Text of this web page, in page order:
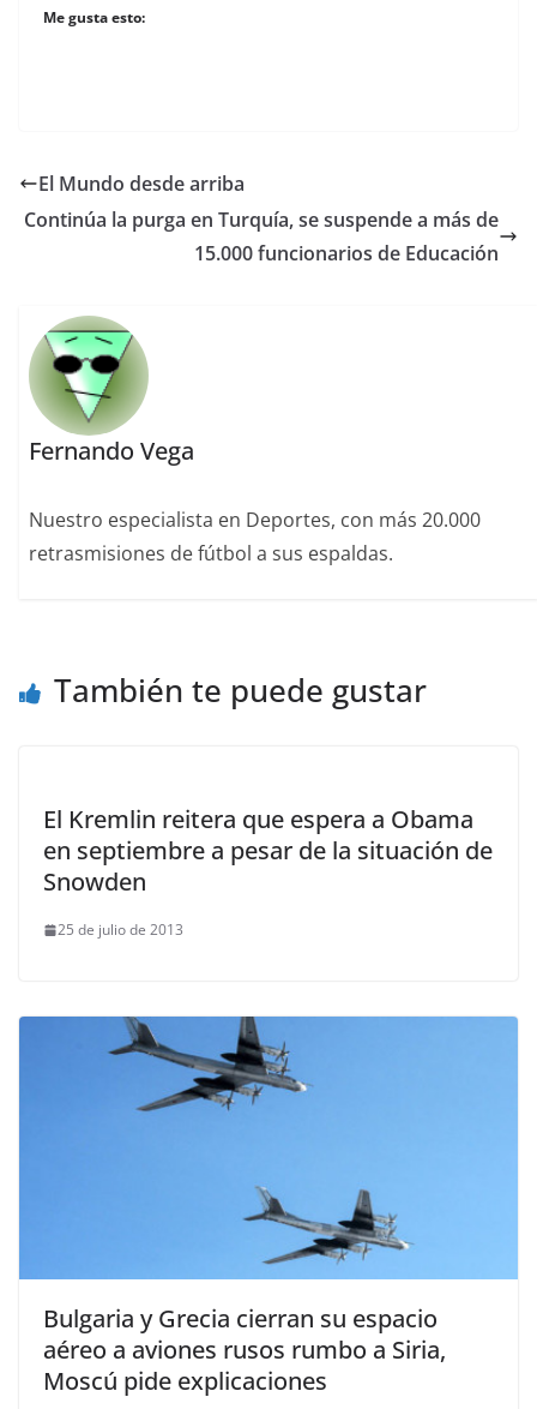
Me gusta esto:
El Mundo desde arriba
Continúa la purga en Turquía, se suspende a más de
15.000 funcionarios de Educación
Fernando Vega
Nuestro especialista en Deportes, con más 20.000
retrasmisiones de fútbol a sus espaldas.
También te puede gustar
El Kremlin reitera que espera a Obama
en septiembre a pesar de la situación de
Snowden
25 de julio de 2013
Bulgaria y Grecia cierran su espacio
aéreo a aviones rusos rumbo a Siria,
Moscú pide explicaciones